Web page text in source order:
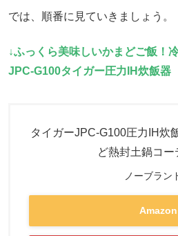
では、順番に見ていきましょう。
↓ふっくら美味しいかまどご飯！
JPC-G100タイガー圧力IH炊飯器
タイガーJPC-G100圧力IH炊
ど熱封土鍋コー
ノーブラン
Amazon